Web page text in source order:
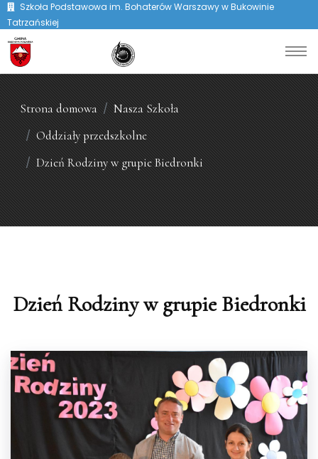
Szkoła Podstawowa im. Bohaterów Warszawy w Bukowinie
Tatrzańskiej
Strona domowa
Nasza Szkoła
Oddziały przedszkolne
Dzień Rodziny w grupie Biedronki
Dzień Rodziny w grupie Biedronki